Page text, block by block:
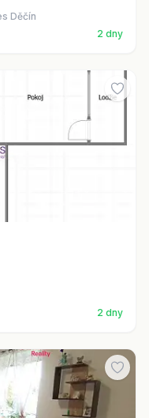
Děčín
2 dny
2 dny